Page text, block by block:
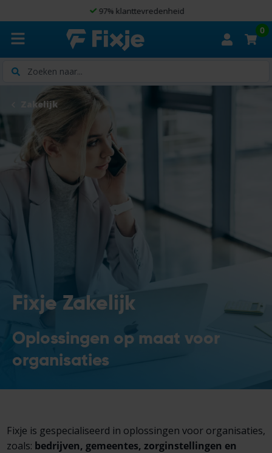
97% klanttevredenheid
Zoeken
0
Zakelijk
Fixje Zakelijk
Oplossingen op maat voor
organisaties
Fixje is gespecialiseerd in oplossingen voor organisaties,
zoals: bedrijven, gemeentes, zorginstellingen en